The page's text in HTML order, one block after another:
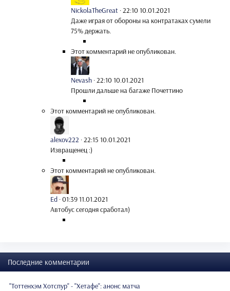
NickolaTheGreat ·22:10 10.01.2021
Даже играя от обороны на контратаках сумели
75% держать.
Этот комментарий не опубликован.
Nevash ·22:10 10.01.2021
Прошли дальше на багаже Почеттино
Этот комментарий не опубликован.
alexov222 ·22:15 10.01.2021
Извращенец :)
Этот комментарий не опубликован.
Ed ·01:39 11.01.2021
Автобус сегодня сработал)
Последние комментарии
"Тоттенхэм Хотспур" - "Хетафе": анонс матча